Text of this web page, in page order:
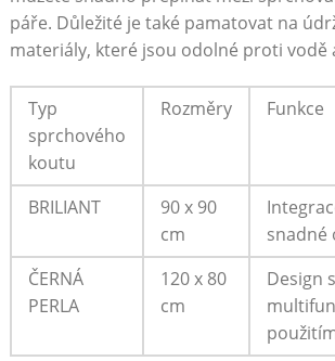
páře. Důležité je také pamatovat na
materiály, které jsou odolné proti vodě
Typ
sprchového
koutu
Rozměry Funkce
BRILIANT
90 x 90
cm
snadné
ČERNÁ
PERLA
120 x 80
cm
Design